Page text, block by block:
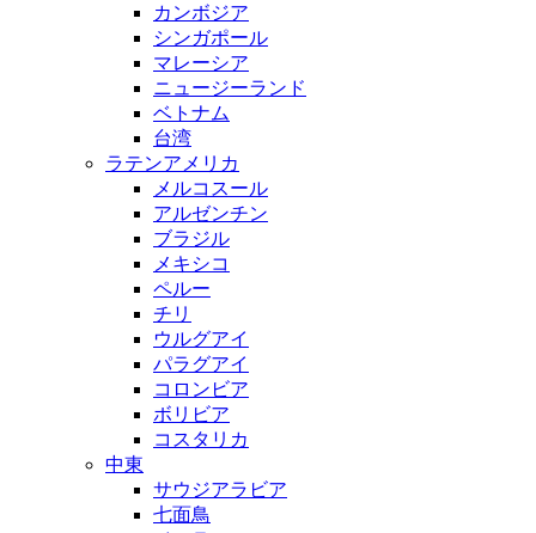
カンボジア
シンガポール
マレーシア
ニュージーランド
ベトナム
台湾
ラテンアメリカ
メルコスール
アルゼンチン
ブラジル
メキシコ
ペルー
チリ
ウルグアイ
パラグアイ
コロンビア
ボリビア
コスタリカ
中東
サウジアラビア
七面鳥